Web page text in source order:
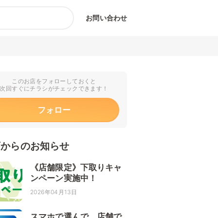
お問い合わせ
このお店をフォローしておくと
次回すぐにチラシがチェックできます！
フォロー
らのお知らせ
《店舗限定》下取りキャ
ンペーン実施中！
2026年04月13日